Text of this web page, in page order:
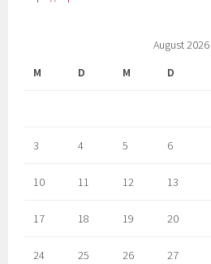
August 2026
M
D M D
3 4 5 6
10 11 12 13
17 18 19 20
24 25 26 27